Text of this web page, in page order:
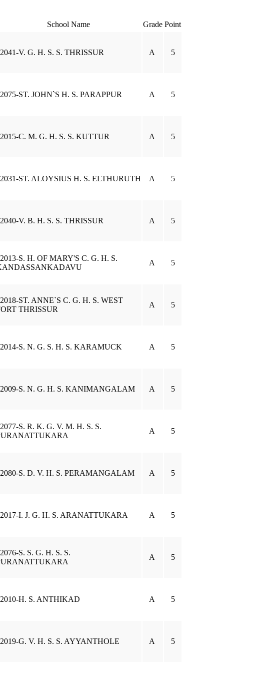
School Name Grade Point
V. G. H. S. S. THRISSUR A 5
ST. JOHN`S H. S. PARAPPUR A 5
C. M. G. H. S. S. KUTTUR A 5
ST. ALOYSIUS H. S. ELTHURUTH A 5
V. B. H. S. S. THRISSUR A 5
S. H. OF MARY'S C. G. H. S.
A 5
ST. ANNE`S C. G. H. S. WEST
THRISSUR
A 5
S. N. G. S. H. S. KARAMUCK A 5
S. N. G. H. S. KANIMANGALAM A 5
S. R. K. G. V. M. H. S. S.
A 5
S. D. V. H. S. PERAMANGALAM A 5
I. J. G. H. S. ARANATTUKARA A 5
S. S. G. H. S. S.
A 5
H. S. ANTHIKAD A 5
G. V. H. S. S. AYYANTHOLE A 5